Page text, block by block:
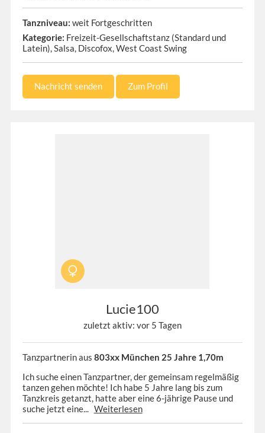
Tanzniveau: weit Fortgeschritten
Kategorie: Freizeit-Gesellschaftstanz (Standard und
Latein), Salsa, Discofox, West Coast Swing
Nachricht senden Zum Profil
Lucie100
zuletzt aktiv: vor 5 Tagen
Tanzpartnerin aus 803xx München 25 Jahre 1,70m
Ich suche einen Tanzpartner, der gemeinsam regelmäßig
tanzen gehen möchte! Ich habe 5 Jahre lang bis zum
Tanzkreis getanzt, hatte aber eine 6-jährige Pause und
suche jetzt eine... Weiterlesen